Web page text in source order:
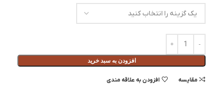
افزودن به سبد خرید
مقايسه افزودن به علاقه مندی